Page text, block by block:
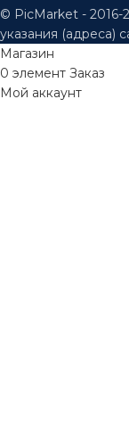
© PicMarket - 2016-
указания (адреса)
Магазин
0 элемент Заказ
Мой аккаунт